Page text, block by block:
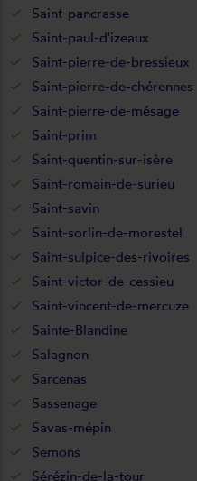
Saint-pancrasse
Saint-paul-d'izeaux
Saint-pierre-de-bressieux
Saint-pierre-de-chérennes
Saint-pierre-de-mésage
Saint-prim
Saint-quentin-sur-isère
Saint-romain-de-surieu
Saint-savin
Saint-sorlin-de-morestel
Saint-sulpice-des-rivoires
Saint-victor-de-cessieu
Saint-vincent-de-mercuze
Sainte-Blandine
Salagnon
Sarcenas
Sassenage
Savas-mépin
Semons
Sérézin-de-la-tour